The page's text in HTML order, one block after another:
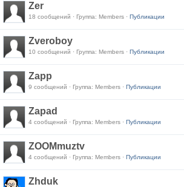
Zer
18 сообщений · Группа: Members · Публикации
Zveroboy
10 сообщений · Группа: Members · Публикации
Zapp
9 сообщений · Группа: Members · Публикации
Zapad
4 сообщений · Группа: Members · Публикации
ZOOMmuztv
4 сообщений · Группа: Members · Публикации
Zhduk